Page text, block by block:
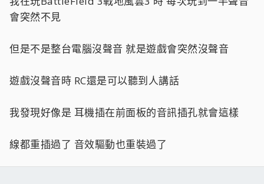
會突然不見
但是不是整台電腦沒聲音 就是遊戲會突然沒聲音
遊戲沒聲音時 RC還是可以聽到人講話
我發現好像是 耳機插在前面板的音訊插孔就會這樣
線都重插過了 音效驅動也重裝過了